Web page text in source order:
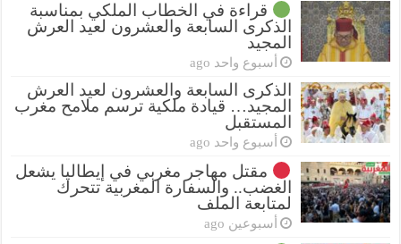
قراءة في الخطاب الملكي بمناسبة
الذكرى السابعة والعشرون لعيد العرش
المجيد
أسبوع واحد ago
الذكرى السابعة والعشرون لعيد العرش
المجيد… قيادة ملكية ترسم ملامح مغرب
المستقبل
أسبوع واحد ago
مقتل مهاجر مغربي في إيطاليا يشعل
الغضب.. والسفارة المغربية تتحرك
لمتابعة الملف
أسبوعين ago